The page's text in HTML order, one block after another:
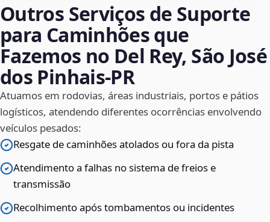
Outros Serviços de Suporte
para Caminhões que
Fazemos no Del Rey, São José
dos Pinhais‑PR
Atuamos em rodovias, áreas industriais, portos e pátios
logísticos, atendendo diferentes ocorrências envolvendo
veículos pesados:
Resgate de caminhões atolados ou fora da pista
Atendimento a falhas no sistema de freios e
transmissão
Recolhimento após tombamentos ou incidentes